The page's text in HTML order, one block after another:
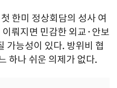
한미 정상회담의 성사 여
뤄지면 민감한 외교·안보
가능성이 있다. 방위비 협
하나 쉬운 의제가 없다.